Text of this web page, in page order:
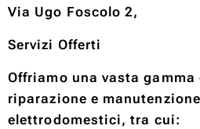
Via Ugo Foscolo 2,
Servizi Offerti
Offriamo una vasta
riparazione e
elettrodomestici, tra cui: